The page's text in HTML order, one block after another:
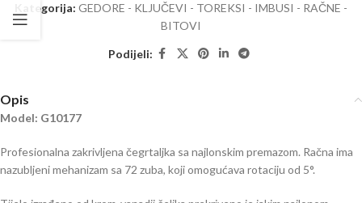
Kategorija: GEDORE - KLJUČEVI - TOREKSI - IMBUSI - RAČNE -
BITOVI
Podijeli:
Opis
Model: G10177
Profesionalna zakrivljena čegrtaljka sa najlonskim premazom. Račna ima
nazubljeni mehanizam sa 72 zuba, koji omogućava rotaciju od 5°.